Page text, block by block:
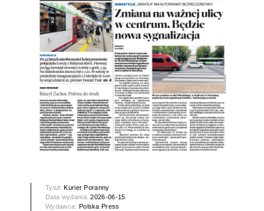
Tytuł: Kurier Poranny
Data wydania:2026-06-15
Wydawca: Polska Press